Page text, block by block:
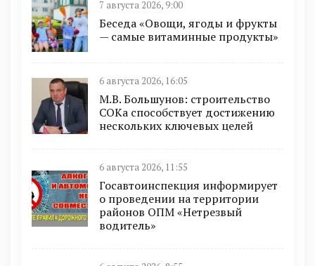
7 августа 2026, 9:00
Беседа «Овощи, ягоды и фрукты
— самые витаминные продукты»
6 августа 2026, 16:05
М.В. Большунов: строительство
СОКа способствует достижению
нескольких ключевых целей
6 августа 2026, 11:55
Госавтоинспекция информирует
о проведении на территории
районов ОПМ «Нетрезвый
водитель»